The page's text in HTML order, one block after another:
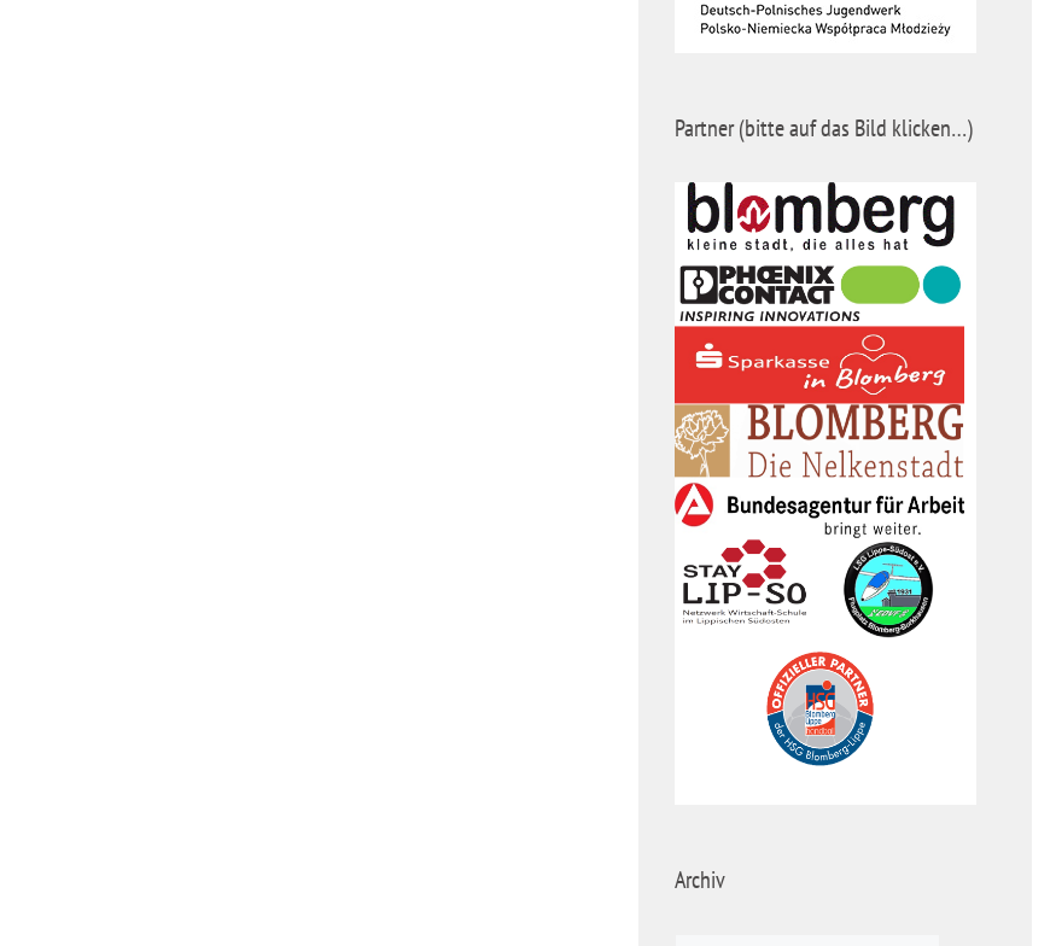
Partner (bitte auf das Bild klicken…)
Archiv